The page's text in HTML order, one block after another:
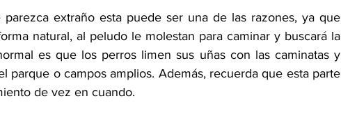
parezca extraño esta puede ser una de las razones, ya que
natural, al peludo le molestan para caminar y buscará la
es que los perros limen sus uñas con las caminatas y
parque o campos amplios. Además, recuerda que esta parte
de vez en cuando.